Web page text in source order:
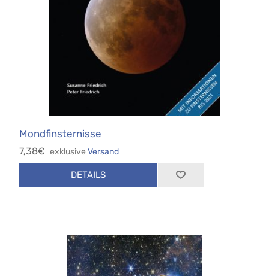
Mondfinsternisse
7,38€ exklusiveVersand
DETAILS